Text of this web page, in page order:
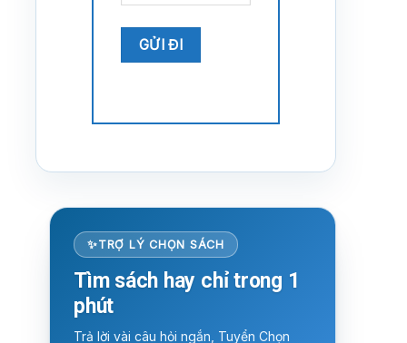
TRỢ LÝ CHỌN SÁCH
Tìm sách hay chỉ trong 1
phút
Trả lời vài câu hỏi ngắn, Tuyển Chọn